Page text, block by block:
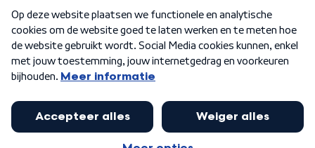
Algemene voorwaarden